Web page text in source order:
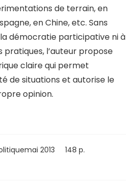
de terrain, en
en Chine, etc. Sans
démocratie participative ni à
pratiques, l’auteur propose
claire qui permet
de situations et autorise le
opinion.
mai 2013 148 p.